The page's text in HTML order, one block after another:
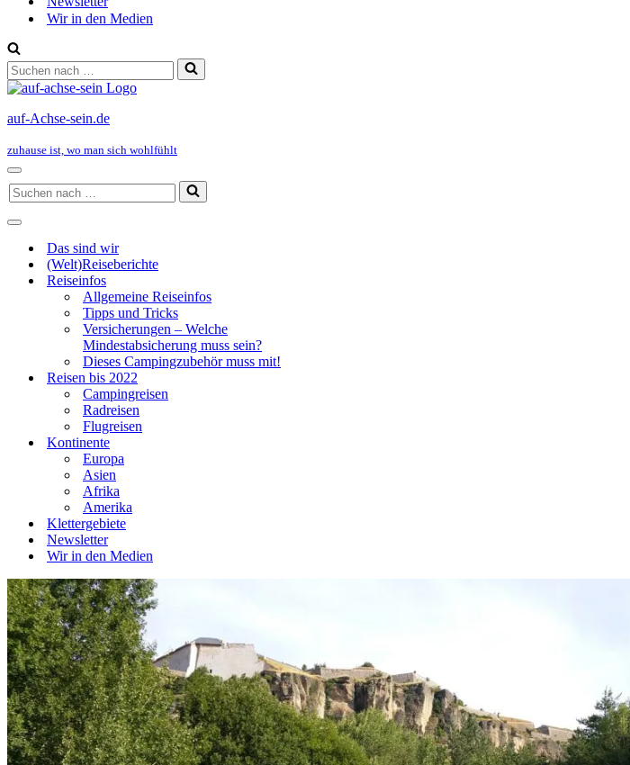
Wir in den Medien
Suchen
nach …
auf-Achse-sein.de
zuhause ist, wo man sich wohlfühlt
Navigationsmenü
Suchen
nach …
Navigationsmenü
Das sind wir
(Welt)Reiseberichte
Reiseinfos
Allgemeine Reiseinfos
Tipps und Tricks
Versicherungen – Welche
Mindestabsicherung muss sein?
Dieses Campingzubehör muss mit!
Reisen bis 2022
Campingreisen
Radreisen
Flugreisen
Kontinente
Europa
Asien
Afrika
Amerika
Klettergebiete
Newsletter
Wir in den Medien